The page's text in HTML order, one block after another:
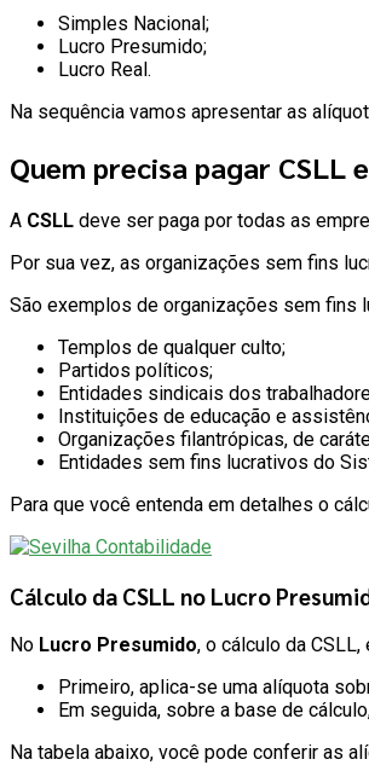
Simples Nacional;
Lucro Presumido;
Lucro Real.
Na sequência vamos apresentar as
Quem precisa pagar CSLL
A CSLL deve ser paga por todas as
Por sua vez, as organizações sem fins
São exemplos de organizações sem fins
Templos de qualquer culto;
Partidos políticos;
Entidades sindicais dos
Instituições de educação e
Organizações filantrópicas, de
Entidades sem fins lucrativos do
Para que você entenda em detalhes o
Cálculo da CSLL no Lucro
No Lucro Presumido, o cálculo da
Primeiro, aplica-se uma alíquota
Em seguida, sobre a base de
Na tabela abaixo, você pode conferir as